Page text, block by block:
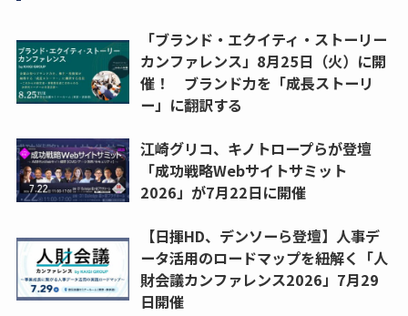
「ブランド・エクイティ・ストーリー
カンファレンス」8月25日（火）に開
催！ ブランド力を「成長ストーリ
ー」に翻訳する
江崎グリコ、キノトロープらが登壇
「成功戦略Webサイトサミット
2026」が7月22日に開催
【日揮HD、デンソーら登壇】人事デ
ータ活用のロードマップを紐解く「人
財会議カンファレンス2026」7月29
日開催